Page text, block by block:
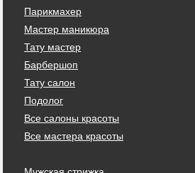
Парикмахер
Мастер маникюра
Тату мастер
Барбершоп
Тату салон
Подолог
Все салоны красоты
Все мастера красоты